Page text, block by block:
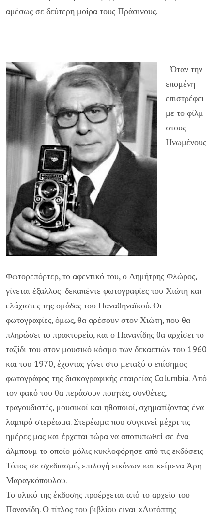
αμέσως σε δεύτερη μοίρα τους Πράσινους.
Όταν την
επομένη
επιστρέφει
με το φίλμ
στους
Ηνωμένους
Φωτορεπόρτερ, το αφεντικό του, ο Δημήτρης Φλώρος,
γίνεται έξαλλος: δεκαπέντε φωτογραφίες του Χιώτη και
ελάχιστες της ομάδας του Παναθηναϊκού. Οι
φωτογραφίες, όμως, θα αρέσουν στον Χιώτη, που θα
πληρώσει το πρακτορείο, και ο Πανανίδης θα αρχίσει το
ταξίδι του στον μουσικό κόσμο των δεκαετιών του 1960
και του 1970, έχοντας γίνει στο μεταξύ ο επίσημος
φωτογράφος της δισκογραφικής εταιρείας Columbia. Από
τον φακό του θα περάσουν ποιητές, συνθέτες,
τραγουδιστές, μουσικοί και ηθοποιοί, σχηματίζοντας ένα
λαμπρό στερέωμα. Στερέωμα που συγκινεί μέχρι τις
ημέρες μας και έρχεται τώρα να αποτυπωθεί σε ένα
άλμπουμ το οποίο μόλις κυκλοφόρησε από τις εκδόσεις
Τόπος σε σχεδιασμό, επιλογή εικόνων και κείμενα Άρη
Μαραγκόπουλου.
Το υλικό της έκδοσης προέρχεται από το αρχείο του
Πανανίδη. Ο τίτλος του βιβλίου είναι «Αυτόπτης